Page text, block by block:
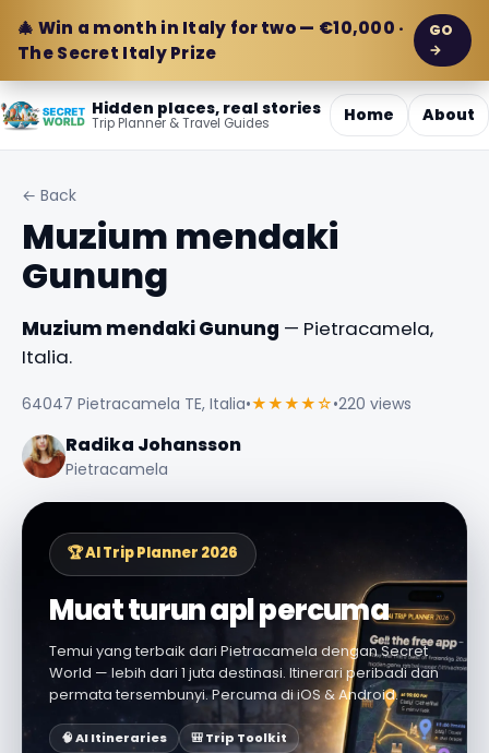
🎄 Win a month in Italy for two — €10,000 ·
The Secret Italy Prize
GO
→
Hidden places, real stories
Trip Planner & Travel Guides Home About
← Back
Muzium mendaki
Gunung
Muzium mendaki Gunung — Pietracamela,
Italia.
64047 Pietracamela TE, Italia•★★★★☆•220 views
Radika Johansson
Pietracamela
🏆 AI Trip Planner 2026
Muat turun apl percuma
Temui yang terbaik dari Pietracamela dengan Secret
World — lebih dari 1 juta destinasi. Itinerari peribadi dan
permata tersembunyi. Percuma di iOS & Android.
🧠 AI Itineraries
🎒 Trip Toolkit